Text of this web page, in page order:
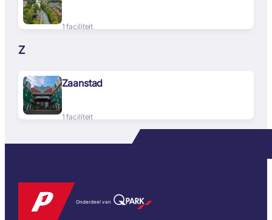
1 faciliteit
Z
Zaanstad
1 faciliteit
Onderdeel van